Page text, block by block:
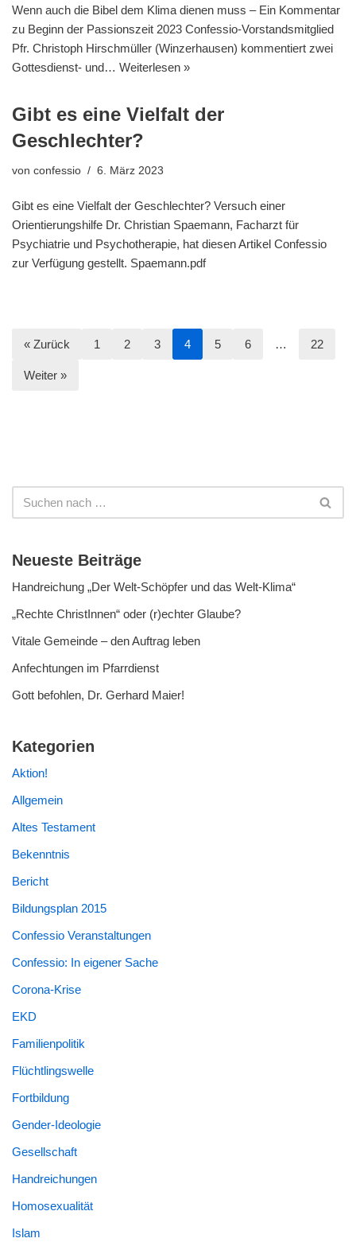
Wenn auch die Bibel dem Klima dienen muss – Ein Kommentar
zu Beginn der Passionszeit 2023 Confessio-Vorstandsmitglied
Pfr. Christoph Hirschmüller (Winzerhausen) kommentiert zwei
Gottesdienst- und… Weiterlesen »
Gibt es eine Vielfalt der
Geschlechter?
von confessio 6. März 2023
Gibt es eine Vielfalt der Geschlechter? Versuch einer
Orientierungshilfe Dr. Christian Spaemann, Facharzt für
Psychiatrie und Psychotherapie, hat diesen Artikel Confessio
zur Verfügung gestellt. Spaemann.pdf
« Zurück 1 2 3 4 5 6 … 22
Weiter »
Neueste Beiträge
Handreichung „Der Welt-Schöpfer und das Welt-Klima“
„Rechte ChristInnen“ oder (r)echter Glaube?
Vitale Gemeinde – den Auftrag leben
Anfechtungen im Pfarrdienst
Gott befohlen, Dr. Gerhard Maier!
Kategorien
Aktion!
Allgemein
Altes Testament
Bekenntnis
Bericht
Bildungsplan 2015
Confessio Veranstaltungen
Confessio: In eigener Sache
Corona-Krise
EKD
Familienpolitik
Flüchtlingswelle
Fortbildung
Gender-Ideologie
Gesellschaft
Handreichungen
Homosexualität
Islam